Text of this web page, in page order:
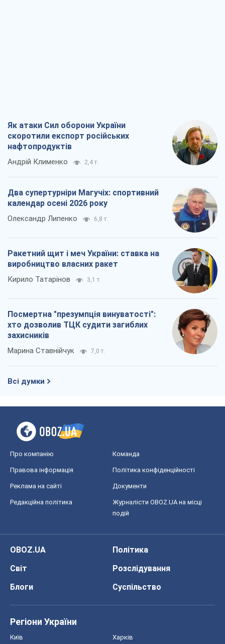
Як атаки Сил оборони України
скоротили експорт російських
нафтопродуктів
Андрій Клименко 2,4 т.
Два супертурніри Магучіх: спортивний
календар осені 2026 року
Олександр Липенко 6,8 т.
Ракетний щит і меч України: ставка на
виробництво власних ракет
Кирило Татарінов 3,1 т.
Посмертна "презумпція винуватості":
хто дозволив ТЦК судити загиблих
захисників
Марина Ставнійчук 7,0 т.
Всі думки
Про компанію Команда
Правова інформація Політика конфіденційності
Реклама на сайті Документи
Редакційна політика
Журналісти OBOZ.UA на місці
подій
OBOZ.UA
Політика
Світ
Розслідування
Блоги
Суспільство
Регіони України
Київ Харків